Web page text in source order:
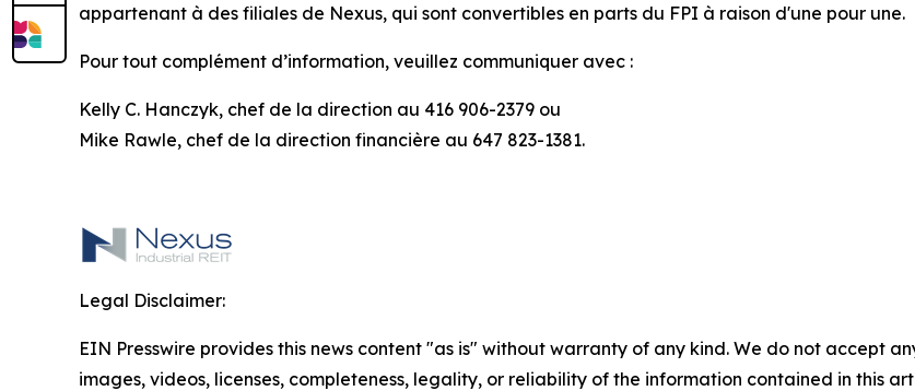
appartenant à des filiales de Nexus, qui sont convertibles en parts du FPI à raison d'une pour une.
Pour tout complément d’information, veuillez communiquer avec :
Kelly C. Hanczyk, chef de la direction au 416 906-2379 ou
Mike Rawle, chef de la direction financière au 647 823-1381.
Legal Disclaimer:
EIN Presswire provides this news content "as is" without warranty of any kind. We do not accept
images, videos, licenses, completeness, legality, or reliability of the information contained in this